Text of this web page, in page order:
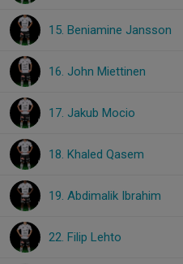
15. Beniamine Jansson
16. John Miettinen
17. Jakub Mocio
18. Khaled Qasem
19. Abdimalik Ibrahim
22. Filip Lehto